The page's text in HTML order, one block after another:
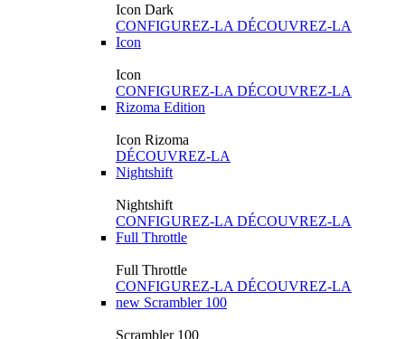
Icon Dark
CONFIGUREZ-LA DÉCOUVREZ-LA
Icon
Icon
CONFIGUREZ-LA DÉCOUVREZ-LA
Rizoma Edition
Icon Rizoma
DÉCOUVREZ-LA
Nightshift
Nightshift
CONFIGUREZ-LA DÉCOUVREZ-LA
Full Throttle
Full Throttle
CONFIGUREZ-LA DÉCOUVREZ-LA
new Scrambler 100
Scrambler 100